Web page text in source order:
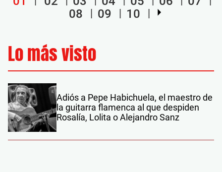
08
09 10
Lo más visto
Adiós a Pepe Habichuela, el maestro de
la guitarra flamenca al que despiden
Rosalía, Lolita o Alejandro Sanz